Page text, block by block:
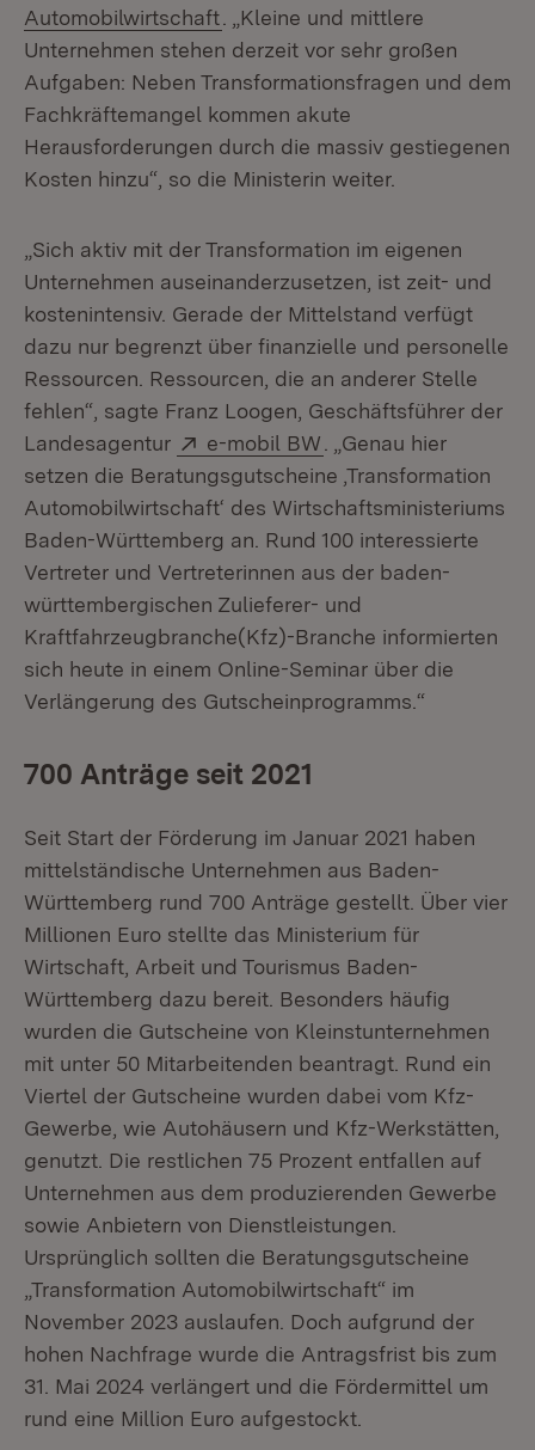
Automobilwirtschaft (Öffnet in neuem Fenster)
. „Kleine und mittlere
Unternehmen stehen derzeit vor sehr großen
Aufgaben: Neben Transformationsfragen und dem
Fachkräftemangel kommen akute
Herausforderungen durch die massiv gestiegenen
Kosten hinzu“, so die Ministerin weiter.
„Sich aktiv mit der Transformation im eigenen
Unternehmen auseinanderzusetzen, ist zeit- und
kostenintensiv. Gerade der Mittelstand verfügt
dazu nur begrenzt über finanzielle und personelle
Ressourcen. Ressourcen, die an anderer Stelle
fehlen“, sagte Franz Loogen, Geschäftsführer der
Landesagentur
Extern:
e-mobil BW (Öffnet in neuem
. „Genau hier
setzen die Beratungsgutscheine ‚Transformation
Automobilwirtschaft‘ des Wirtschaftsministeriums
Baden-Württemberg an. Rund 100 interessierte
Vertreter und Vertreterinnen aus der baden-
württembergischen Zulieferer- und
Kraftfahrzeugbranche(Kfz)-Branche informierten
sich heute in einem Online-Seminar über die
Verlängerung des Gutscheinprogramms.“
700 Anträge seit 2021
Seit Start der Förderung im Januar 2021 haben
mittelständische Unternehmen aus Baden-
Württemberg rund 700 Anträge gestellt. Über vier
Millionen Euro stellte das Ministerium für
Wirtschaft, Arbeit und Tourismus Baden-
Württemberg dazu bereit. Besonders häufig
wurden die Gutscheine von Kleinstunternehmen
mit unter 50 Mitarbeitenden beantragt. Rund ein
Viertel der Gutscheine wurden dabei vom Kfz-
Gewerbe, wie Autohäusern und Kfz-Werkstätten,
genutzt. Die restlichen 75 Prozent entfallen auf
Unternehmen aus dem produzierenden Gewerbe
sowie Anbietern von Dienstleistungen.
Ursprünglich sollten die Beratungsgutscheine
„Transformation Automobilwirtschaft“ im
November 2023 auslaufen. Doch aufgrund der
hohen Nachfrage wurde die Antragsfrist bis zum
31. Mai 2024 verlängert und die Fördermittel um
rund eine Million Euro aufgestockt.